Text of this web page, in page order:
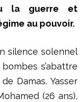
la guerre et
au pouvoir.
silence solennel
s’abattre
Damas. Yasser
(26 ans),